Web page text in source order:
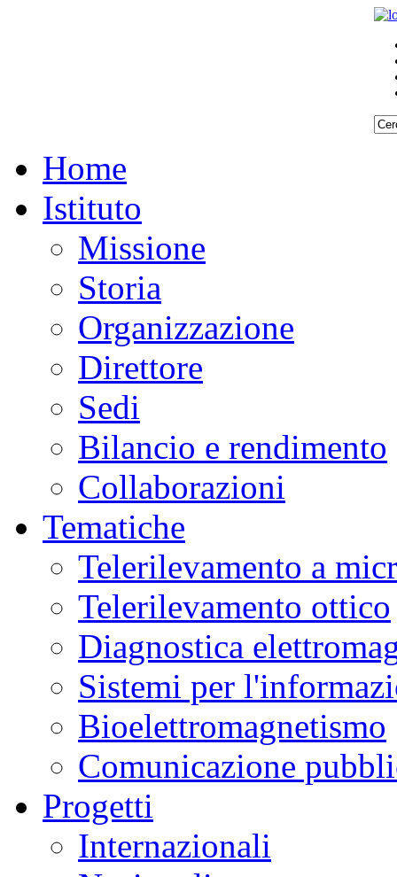
Home
Istituto
Missione
Storia
Organizzazione
Direttore
Sedi
Bilancio e rendimento
Collaborazioni
Tematiche
Telerilevamento a
Telerilevamento ottico
Diagnostica
Sistemi per
Bioelettromagnetismo
Comunicazione
Progetti
Internazionali